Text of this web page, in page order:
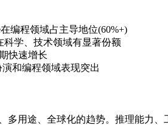
在编程领域占主导地位(60%+)
科学、技术领域有显著份额
快速增长
和编程领域表现突出
多用途、全球化的趋势。推理能力